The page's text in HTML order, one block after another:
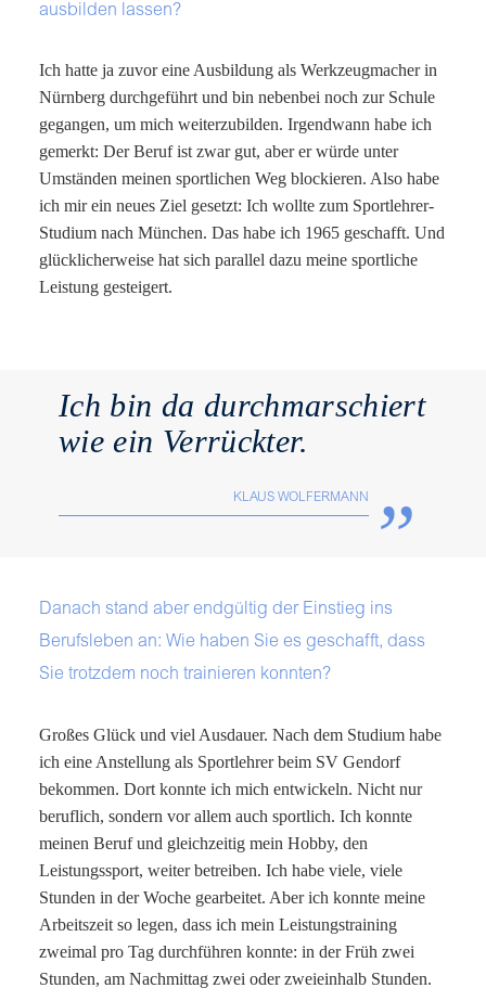
ausbilden lassen?
Ich hatte ja zuvor eine Ausbildung als Werkzeugmacher in
Nürnberg durchgeführt und bin nebenbei noch zur Schule
gegangen, um mich weiterzubilden. Irgendwann habe ich
gemerkt: Der Beruf ist zwar gut, aber er würde unter
Umständen meinen sportlichen Weg blockieren. Also habe
ich mir ein neues Ziel gesetzt: Ich wollte zum Sportlehrer-
Studium nach München. Das habe ich 1965 geschafft. Und
glücklicherweise hat sich parallel dazu meine sportliche
Leistung gesteigert.
Ich bin da durchmarschiert
wie ein Verrückter.
KLAUS WOLFERMANN „
Danach stand aber endgültig der Einstieg ins
Berufsleben an: Wie haben Sie es geschafft, dass
Sie trotzdem noch trainieren konnten?
Großes Glück und viel Ausdauer. Nach dem Studium habe
ich eine Anstellung als Sportlehrer beim SV Gendorf
bekommen. Dort konnte ich mich entwickeln. Nicht nur
beruflich, sondern vor allem auch sportlich. Ich konnte
meinen Beruf und gleichzeitig mein Hobby, den
Leistungssport, weiter betreiben. Ich habe viele, viele
Stunden in der Woche gearbeitet. Aber ich konnte meine
Arbeitszeit so legen, dass ich mein Leistungstraining
zweimal pro Tag durchführen konnte: in der Früh zwei
Stunden, am Nachmittag zwei oder zweieinhalb Stunden.